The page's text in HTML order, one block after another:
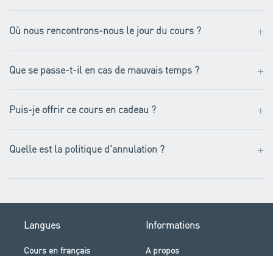
Où nous rencontrons-nous le jour du cours ? +
Que se passe-t-il en cas de mauvais temps ? +
Puis-je offrir ce cours en cadeau ? +
Quelle est la politique d'annulation ? +
Langues
Cours en français
Informations
A propos